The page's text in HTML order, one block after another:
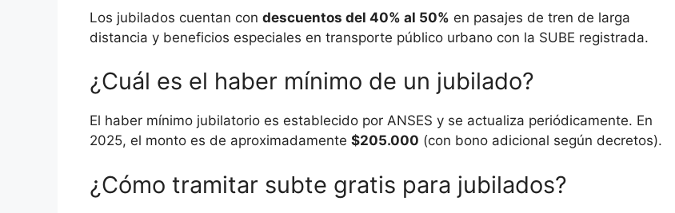
Los jubilados cuentan con descuentos del 40% al 50% en pasajes de tren de larga
distancia y beneficios especiales en transporte público urbano con la SUBE registrada.
¿Cuál es el haber mínimo de un jubilado?
El haber mínimo jubilatorio es establecido por ANSES y se actualiza periódicamente. En
2025, el monto es de aproximadamente $205.000 (con bono adicional según decretos).
¿Cómo tramitar subte gratis para jubilados?